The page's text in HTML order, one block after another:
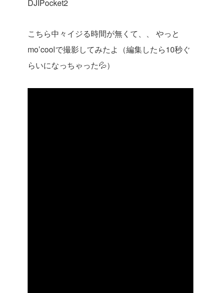
DJIPocket2
こちら中々イジる時間が無くて、、
やっと
mo’coolで撮影してみたよ（編集したら10秒ぐ
らいになっちゃった💦）